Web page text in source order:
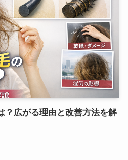
？広がる理由と改善方法を解